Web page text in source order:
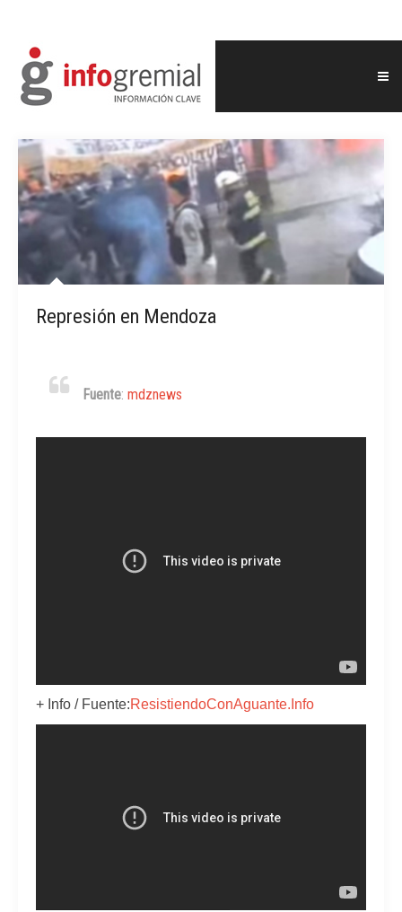
Represión en Mendoza
Fuente: mdznews
+ Info / Fuente:ResistiendoConAguante.Info